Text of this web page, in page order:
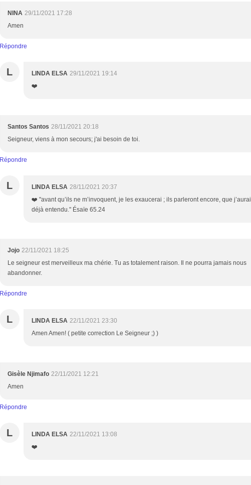
NINA 29/11/2021 17:28
Amen
Répondre
L LINDA ELSA 29/11/2021 19:14
❤️
Santos Santos 28/11/2021 20:18
Seigneur, viens à mon secours; j'ai besoin de toi.
Répondre
L LINDA ELSA 28/11/2021 20:37
❤️ "avant qu’ils ne m’invoquent, je les exaucerai ; ils parleront encore, que j’aurai
déjà entendu." Ésaïe 65.24
Jojo 22/11/2021 18:25
Le seigneur est merveilleux ma chérie. Tu as totalement raison. Il ne pourra jamais nous
abandonner.
Répondre
L LINDA ELSA 22/11/2021 23:30
Amen Amen! ( petite correction Le Seigneur ;) )
Gisèle Njimafo 22/11/2021 12:21
Amen
Répondre
L LINDA ELSA 22/11/2021 13:08
❤️